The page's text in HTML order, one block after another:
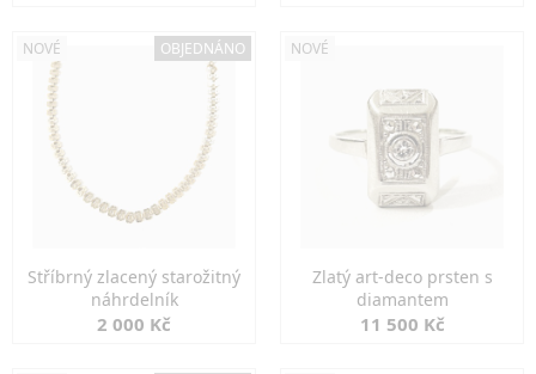
NOVÉ OBJEDNÁNO
Stříbrný zlacený starožitný
náhrdelník
2 000 Kč
NOVÉ
Zlatý art-deco prsten s
diamantem
11 500 Kč